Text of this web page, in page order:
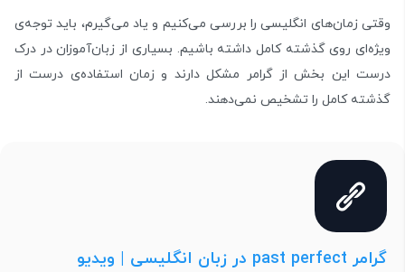
وقتی زمان‌های انگلیسی را بررسی می‌کنیم و یاد می‌گیرم، باید توجه‌ی
ویژه‌ای روی گذشته کامل داشته باشیم. بسیاری از زبان‌آموزان در درک
درست این بخش از گرامر مشکل دارند و زمان استفاده‌ی درست از
گذشته کامل را تشخیص نمی‌دهند.
گرامر past perfect در زبان انگلیسی | ویدیو